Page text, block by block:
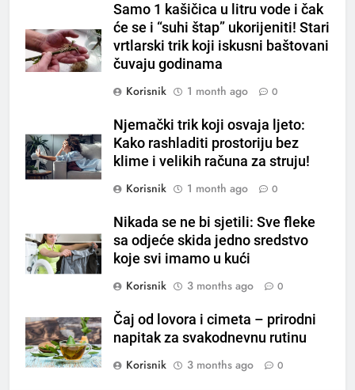
Samo 1 kašičica u litru vode i čak
će se i “suhi štap” ukorijeniti! Stari
vrtlarski trik koji iskusni baštovani
čuvaju godinama
Korisnik
1 month ago 0
Njemački trik koji osvaja ljeto:
Kako rashladiti prostoriju bez
klime i velikih računa za struju!
Korisnik
1 month ago 0
Nikada se ne bi sjetili: Sve fleke
sa odjeće skida jedno sredstvo
koje svi imamo u kući
Korisnik
3 months ago 0
Čaj od lovora i cimeta – prirodni
napitak za svakodnevnu rutinu
Korisnik
3 months ago 0
ČISTAČ JETRE: Uzmite gutljaj
na prazan stomak i crijeva će
raditi kao sat, zaboravit ćete na
loše varenje
OSTALO
Tračevi su njihova glavna
preokupacija: Ljudi rođeni u ova
tri znaka najviše vole ogovarati
OSTALO
Piće od smreke – prirodni
napitak koji se često spominje
kod šećerne bolesti
OSTALO
Samo 1 kašičica u litru vode i
čak će se i “suhi štap”
ukorijeniti! Stari vrtlarski trik koji
OSTALO